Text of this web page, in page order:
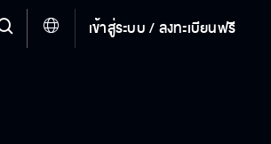
เข้าสู่ระบบ / ลงทะเบียนฟรี
รางวัลหนุ่มโสดในฝันปีนี้จะเป็นรางวัล